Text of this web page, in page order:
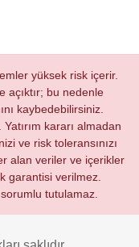
yüksek risk içerir.
açıktır; bu nedenle
kaybedebilirsiniz.
kararı almadan
ve risk toleransınızı
alan veriler ve içerikler
garantisi verilmez.
tutulamaz.